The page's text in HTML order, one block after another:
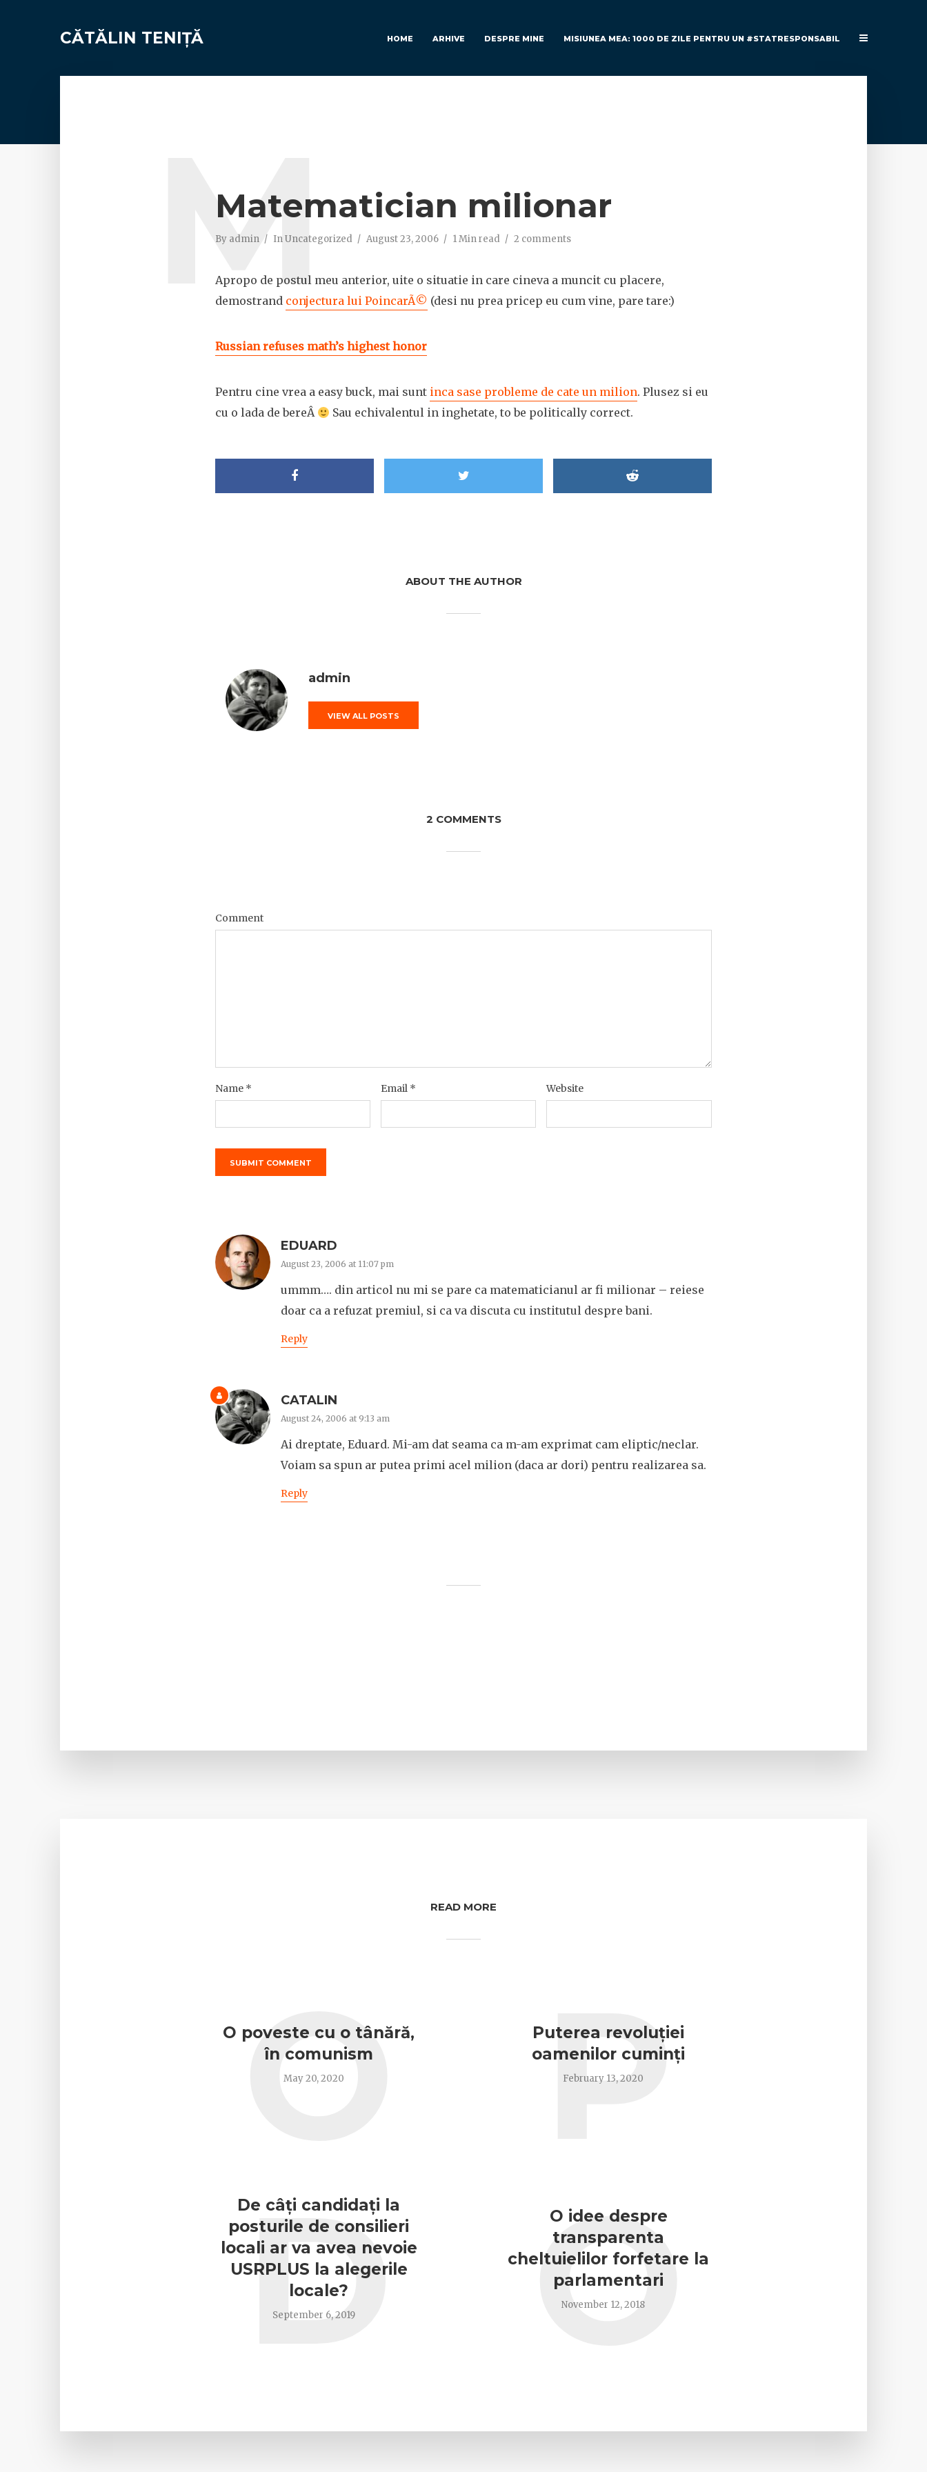
CĂTĂLIN TENIȚĂ HOME ARHIVE DESPRE MINE MISIUNEA MEA: 1000 DE ZILE PENTRU UN #STATRESPONSABIL
Matematician milionar
By admin InUncategorized August 23, 2006 1 Min read 2 comments
M
Apropo de postul meu anterior, uite o situatie in care cineva a muncit cu placere,
demostrand conjectura lui PoincarÃ© (desi nu prea pricep eu cum vine, pare tare:)
Russian refuses math’s highest honor
Pentru cine vrea a easy buck, mai sunt inca sase probleme de cate un milion. Plusez si eu
cu o lada de bereÂ
Sau echivalentul in inghetate, to be politically correct.
ABOUT THE AUTHOR
admin
VIEW ALL POSTS
2 COMMENTS
Comment
Name * Email * Website
EDUARD
August 23, 2006 at 11:07 pm
ummm…. din articol nu mi se pare ca matematicianul ar fi milionar – reiese
doar ca a refuzat premiul, si ca va discuta cu institutul despre bani.
Reply
CATALIN
August 24, 2006 at 9:13 am
Ai dreptate, Eduard. Mi-am dat seama ca m-am exprimat cam eliptic/neclar.
Voiam sa spun ar putea primi acel milion (daca ar dori) pentru realizarea sa.
Reply
READ MORE
O poveste cu o tânără,
în comunism
May 20, 2020
O
Puterea revoluției
oamenilor cuminți
February 13, 2020
P
De câți candidați la
posturile de consilieri
locali ar va avea nevoie
USRPLUS la alegerile
locale?
September 6, 2019
D
O idee despre
transparenta
cheltuielilor forfetare la
parlamentari
November 12, 2018
O